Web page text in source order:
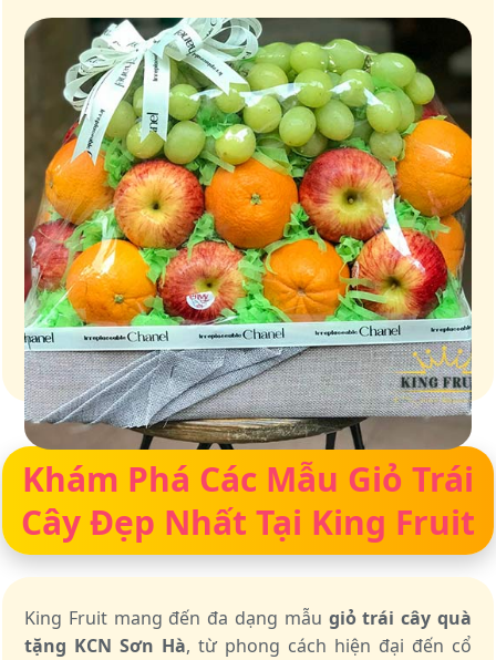
Giỏ quà – Tinh hoa từ trái cây tươi ngon
Khám Phá Các Mẫu Giỏ Trái
Cây Đẹp Nhất Tại King Fruit
King Fruit mang đến đa dạng mẫu giỏ trái cây quà
tặng KCN Sơn Hà, từ phong cách hiện đại đến cổ